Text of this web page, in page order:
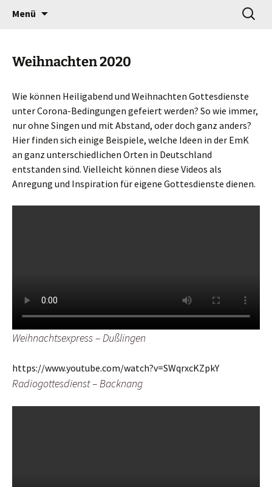
Willkommen!
Gottesdienst verändert
Menü
Suchen
nach:
Weihnachten 2020
Wie können Heiligabend und Weihnachten Gottesdienste
unter Corona-Bedingungen gefeiert werden? So wie immer,
nur ohne Singen und mit Abstand, oder doch ganz anders?
Hier finden sich einige Beispiele, welche Ideen in der EmK
an ganz unterschiedlichen Orten in Deutschland
entstanden sind. Vielleicht können diese Videos als
Anregung und Inspiration für eigene Gottesdienste dienen.
Weihnachtsexpress – Dußlingen
https://www.youtube.com/watch?v=SWqrxcKZpkY
Radiogottesdienst – Backnang